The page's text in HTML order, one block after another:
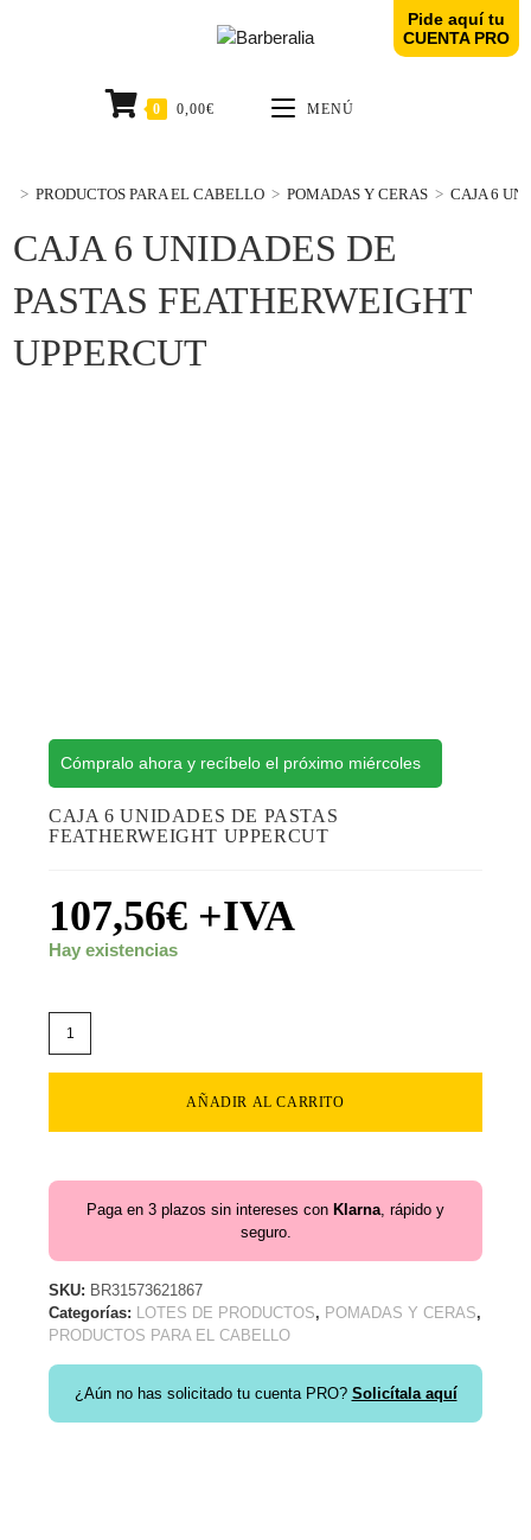
0 0,00€ MENÚ
CAJA 6 UNIDADES DE
PASTAS FEATHERWEIGHT
UPPERCUT
> PRODUCTOS PARA EL CABELLO > POMADAS Y CERAS > CAJA 6
Cómpralo ahora y recíbelo el próximo miércoles
CAJA 6 UNIDADES DE PASTAS
FEATHERWEIGHT UPPERCUT
107,56€ +IVA
Hay existencias
AÑADIR AL CARRITO
Paga en 3 plazos sin intereses con Klarna, rápido y
seguro.
SKU: BR31573621867
Categorías: LOTES DE PRODUCTOS, POMADAS Y CERAS,
PRODUCTOS PARA EL CABELLO
¿Aún no has solicitado tu cuenta PRO? Solicítala aquí
Pide aquí tu
CUENTA PRO